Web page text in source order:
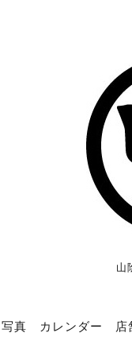
山
写真 カレンダー 店